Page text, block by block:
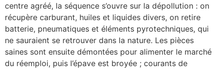
centre agréé, la séquence s’ouvre sur la dépollution : on
récupère carburant, huiles et liquides divers, on retire
batterie, pneumatiques et éléments pyrotechniques, qui
ne sauraient se retrouver dans la nature. Les pièces
saines sont ensuite démontées pour alimenter le marché
du réemploi, puis l’épave est broyée ; courants de